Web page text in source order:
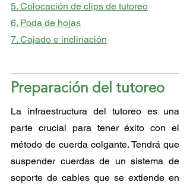
5. Colocación de clips de tutoreo
6. Poda de hojas
7. Cajado e inclinación
Preparación del tutoreo
La infraestructura del tutoreo es una
parte crucial para tener éxito con el
método de cuerda colgante. Tendrá que
suspender cuerdas de un sistema de
soporte de cables que se extiende en